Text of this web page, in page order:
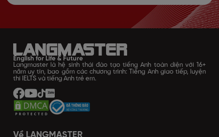
English for Life & Future
Langmaster là hệ sinh thái đào tạo tiếng Anh toàn diện với 16+
năm uy tín, bao gồm các chương trình: Tiếng Anh giao tiếp, luyện
thi IELTS và tiếng Anh trẻ em.
Về LANGMASTER